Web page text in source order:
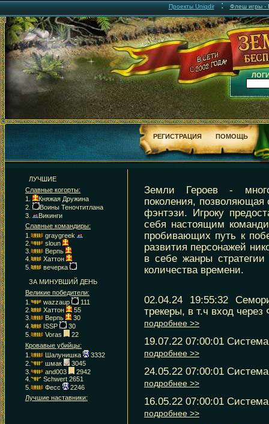
Проекты Uniqdir : Флеш игры -
РЕГИСТРАЦИЯ ПОМОЩЬ